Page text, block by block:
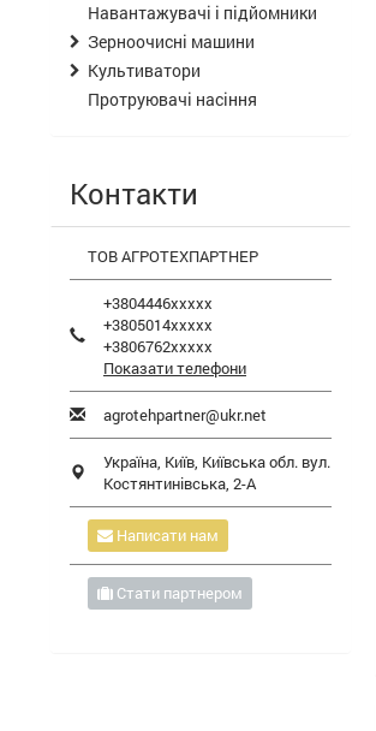
Навантажувачі і підйомники
Зерноочисні машини
Культиватори
Протруювачі насіння
Контакти
ТОВ АГРОТЕХПАРТНЕР
+3804446xxxxx
+3805014xxxxx
+3806762xxxxx
Показати телефони
agrotehpartner@ukr.net
Україна, Київ, Київська обл. вул.
Костянтинівська, 2-А
Написати нам
Стати партнером